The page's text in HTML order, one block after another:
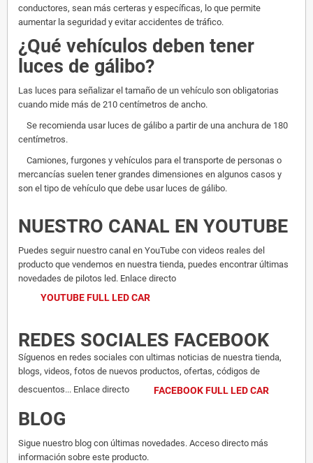
conductores, sean más certeras y específicas, lo que permite
aumentar la seguridad y evitar accidentes de tráfico.
¿Qué vehículos deben tener
luces de gálibo?
Las luces para señalizar el tamaño de un vehículo son obligatorias
cuando mide más de 210 centímetros de ancho.
Se recomienda usar luces de gálibo a partir de una anchura de 180
centímetros.
Camiones, furgones y vehículos para el transporte de personas o
mercancías suelen tener grandes dimensiones en algunos casos y
son el tipo de vehículo que debe usar luces de gálibo.
NUESTRO CANAL EN YOUTUBE
Puedes seguir nuestro canal en YouTube con videos reales del
producto que vendemos en nuestra tienda, puedes encontrar últimas
novedades de pilotos led. Enlace directo
YOUTUBE FULL LED CAR
REDES SOCIALES FACEBOOK
Síguenos en redes sociales con ultimas noticias de nuestra tienda,
blogs, videos, fotos de nuevos productos, ofertas, códigos de
descuentos... Enlace directo
FACEBOOK FULL LED CAR
BLOG
Sigue nuestro blog con últimas novedades. Acceso directo más
información sobre este producto.